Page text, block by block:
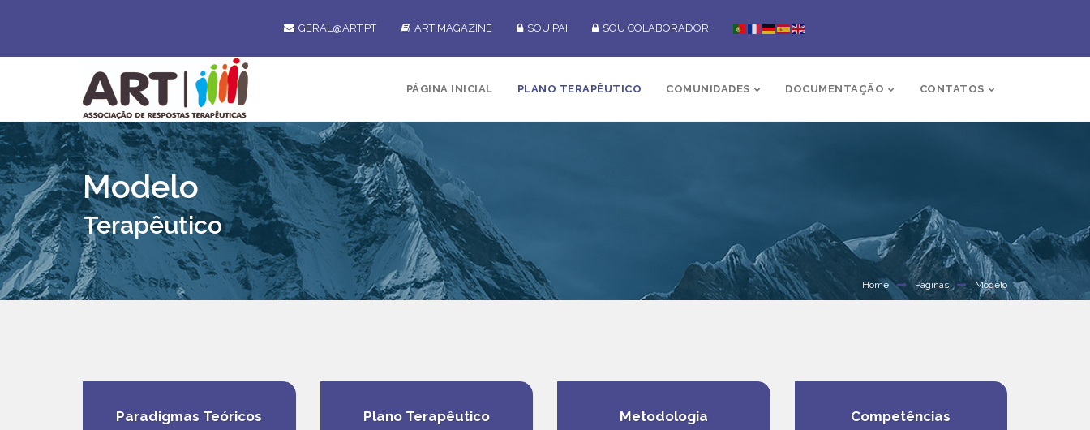
GERAL@ART.PT ART MAGAZINE SOU PAI SOU COLABORADOR
PÁGINA INICIAL PLANO TERAPÊUTICO COMUNIDADES DOCUMENTAÇÃO CONTATOS
Modelo
Terapêutico
Home Páginas Modelo
Paradigmas Teóricos Plano Terapêutico Metodologia Competências